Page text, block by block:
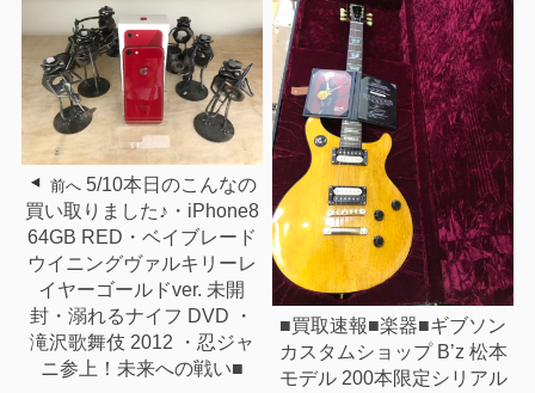
前へ 5/10本日のこんなの
買い取りました♪・iPhone8
64GB RED・ベイブレード
ウイニングヴァルキリーレ
イヤーゴールドver. 未開
封・溺れるナイフ DVD ・
滝沢歌舞伎 2012 ・忍ジャ
ニ参上！未来への戦い■
■買取速報■楽器■ギブソン
カスタムショップ B’z 松本
モデル 200本限定シリアル